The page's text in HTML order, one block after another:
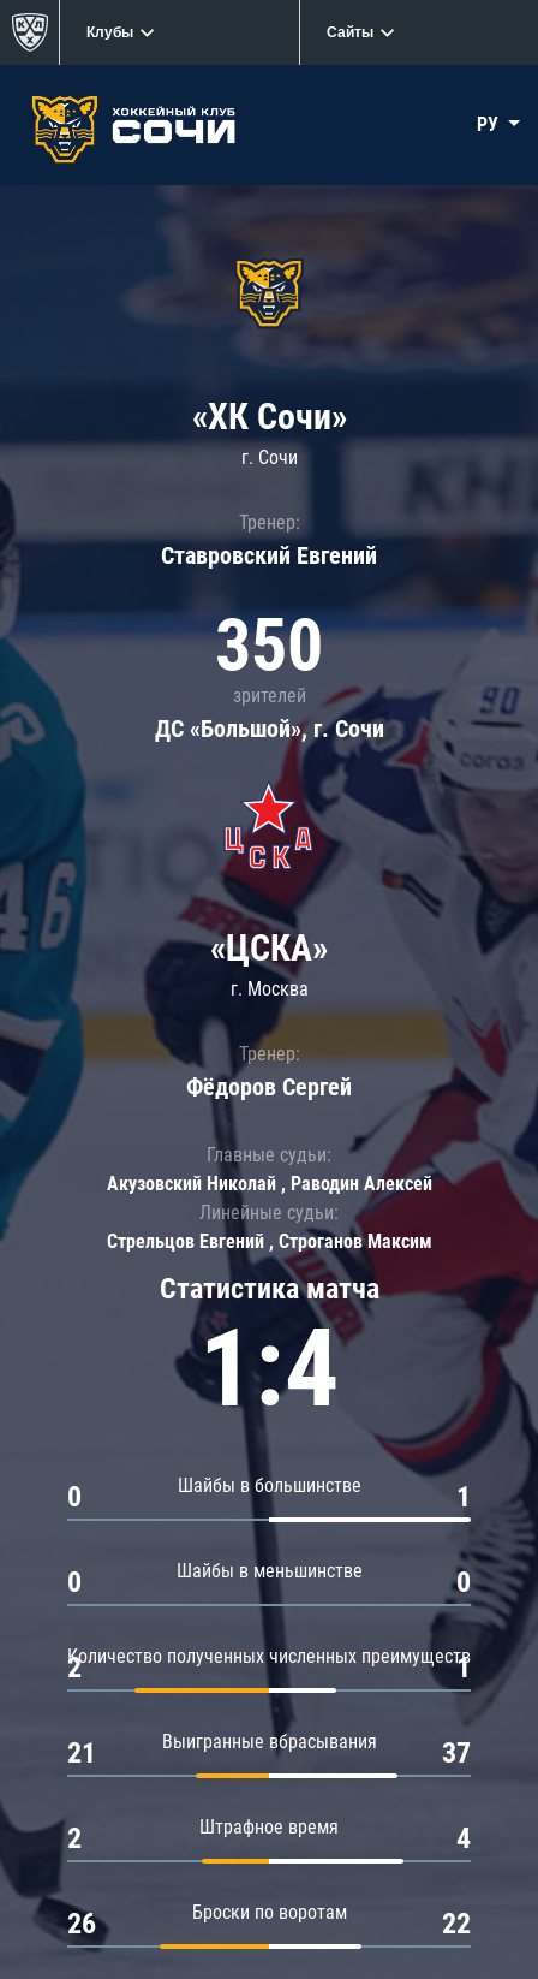
Клубы Сайты
РУ
«ХК Сочи»
г. Сочи
Тренер:
Ставровский Евгений
350
зрителей
ДС «Большой», г. Сочи
Статистика матча
1:4
Шайбы в большинстве
0 1
Шайбы в меньшинстве
0 0
Количество полученных численных преимуществ
2 1
Выигранные вбрасывания
21 37
Штрафное время
2 4
Броски по воротам
26 22
«ЦСКА»
г. Москва
Тренер:
Фёдоров Сергей
Главные судьи:
Акузовский Николай , Раводин Алексей
Линейные судьи:
Стрельцов Евгений , Строганов Максим